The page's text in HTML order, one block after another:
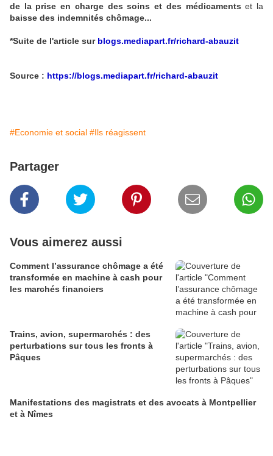
de la prise en charge des soins et des médicaments et la
baisse des indemnités chômage...
*Suite de l'article sur blogs.mediapart.fr/richard-abauzit
Source : https://blogs.mediapart.fr/richard-abauzit
#Economie et social #Ils réagissent
Partager
Vous aimerez aussi
Comment l’assurance chômage a été
transformée en machine à cash pour
les marchés financiers
Trains, avion, supermarchés : des
perturbations sur tous les fronts à
Pâques
Manifestations des magistrats et des avocats à Montpellier
et à Nîmes